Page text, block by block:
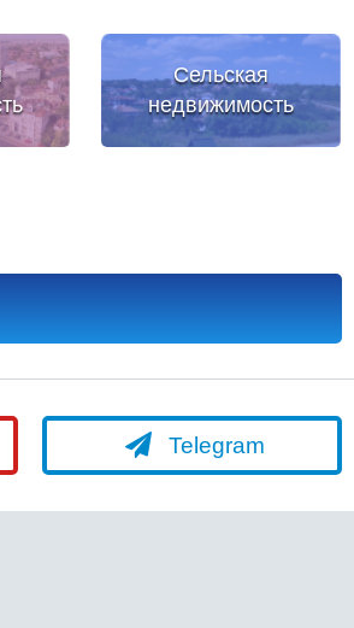
Сельская
недвижимость
Telegram